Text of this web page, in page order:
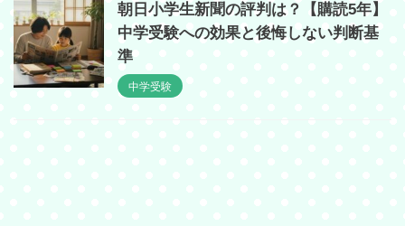
朝日小学生新聞の評判は？【購読5年】
中学受験への効果と後悔しない判断基
準
中学受験